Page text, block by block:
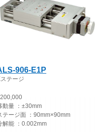
906-E1P
テージ
動量 ： ±30mm
テージ面 ： 90mm×90mm
解能 ： 0.002mm